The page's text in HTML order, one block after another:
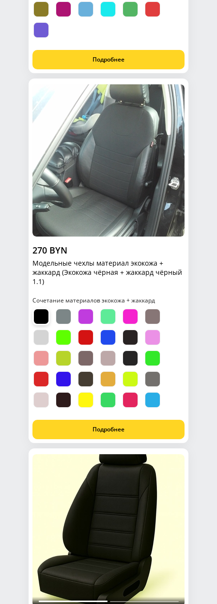
Подробнее
270 BYN
Модельные чехлы материал экокожа +
жаккард (Экокожа чёрная + жаккард чёрный
1.1)
Сочетание материалов экокожа + жаккард
Подробнее